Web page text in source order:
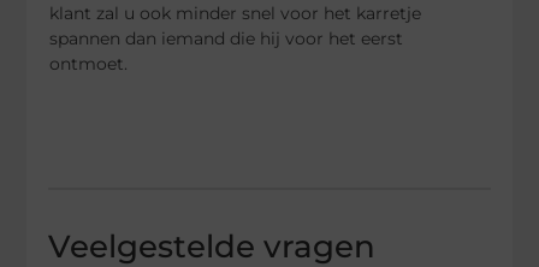
klant zal u ook minder snel voor het karretje
spannen dan iemand die hij voor het eerst
ontmoet.
Veelgestelde vragen